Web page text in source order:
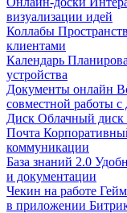
визуализации идей
Коллабы
клиентами
Календарь
устройства
Документы онлайн
совместной работы с
Диск Облачный диск
Почта
коммуникации
База знаний 2.0
и документации
Чекин на работе
в приложении